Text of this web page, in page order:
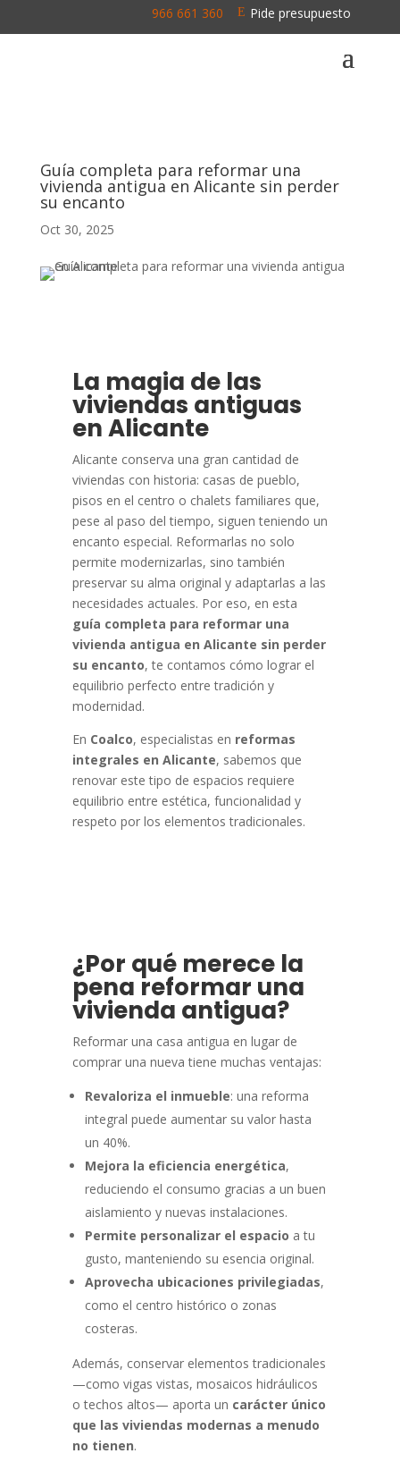
966 661 360 E Pide presupuesto
Guía completa para reformar una
vivienda antigua en Alicante sin perder
su encanto
Oct 30, 2025
La magia de las
viviendas antiguas
en Alicante
Alicante conserva una gran cantidad de
viviendas con historia: casas de pueblo,
pisos en el centro o chalets familiares que,
pese al paso del tiempo, siguen teniendo un
encanto especial. Reformarlas no solo
permite modernizarlas, sino también
preservar su alma original y adaptarlas a las
necesidades actuales. Por eso, en esta
guía completa para reformar una
vivienda antigua en Alicante sin perder
su encanto, te contamos cómo lograr el
equilibrio perfecto entre tradición y
modernidad.
En Coalco, especialistas en reformas
integrales en Alicante, sabemos que
renovar este tipo de espacios requiere
equilibrio entre estética, funcionalidad y
respeto por los elementos tradicionales.
¿Por qué merece la
pena reformar una
vivienda antigua?
Reformar una casa antigua en lugar de
comprar una nueva tiene muchas ventajas:
Revaloriza el inmueble: una reforma
integral puede aumentar su valor hasta
un 40%.
Mejora la eficiencia energética,
reduciendo el consumo gracias a un buen
aislamiento y nuevas instalaciones.
Permite personalizar el espacio a tu
gusto, manteniendo su esencia original.
Aprovecha ubicaciones privilegiadas,
como el centro histórico o zonas
costeras.
Además, conservar elementos tradicionales
—como vigas vistas, mosaicos hidráulicos
o techos altos— aporta un carácter único
que las viviendas modernas a menudo
no tienen.